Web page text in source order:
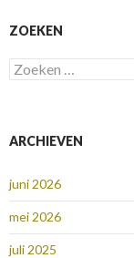
ZOEKEN
Zoeken
naar:
ARCHIEVEN
juni 2026
mei 2026
juli 2025